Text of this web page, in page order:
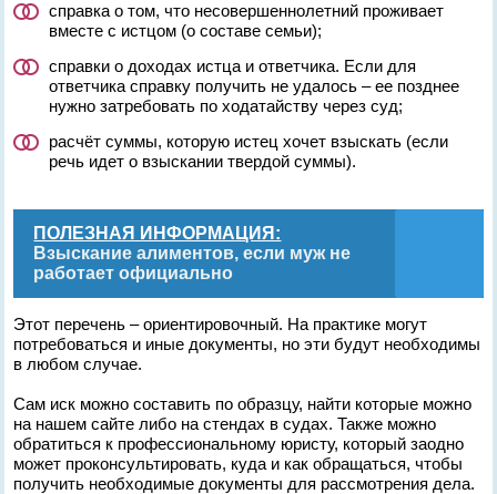
справка о том, что несовершеннолетний проживает
вместе с истцом (о составе семьи);
справки о доходах истца и ответчика. Если для
ответчика справку получить не удалось – ее позднее
нужно затребовать по ходатайству через суд;
расчёт суммы, которую истец хочет взыскать (если
речь идет о взыскании твердой суммы).
ПОЛЕЗНАЯ ИНФОРМАЦИЯ:
Взыскание алиментов, если муж не
работает официально
Этот перечень – ориентировочный. На практике могут
потребоваться и иные документы, но эти будут необходимы
в любом случае.
Сам иск можно составить по образцу, найти которые можно
на нашем сайте либо на стендах в судах. Также можно
обратиться к профессиональному юристу, который заодно
может проконсультировать, куда и как обращаться, чтобы
получить необходимые документы для рассмотрения дела.